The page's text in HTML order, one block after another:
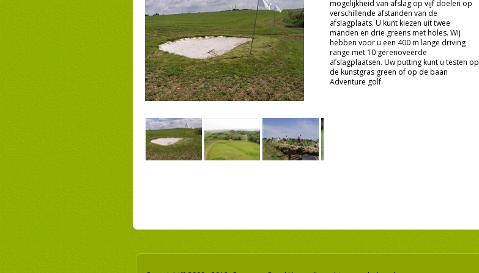
mogelijkheid van afslag op vijf doelen op
verschillende afstanden van de
afslagplaats. U kunt kiezen uit twee
manden en drie greens met holes. Wij
hebben voor u een 400 m lange driving
range met 10 gerenoveerde
afslagplaatsen. Uw putting kunt u testen op
de kunstgras green of op de baan
Adventure golf.